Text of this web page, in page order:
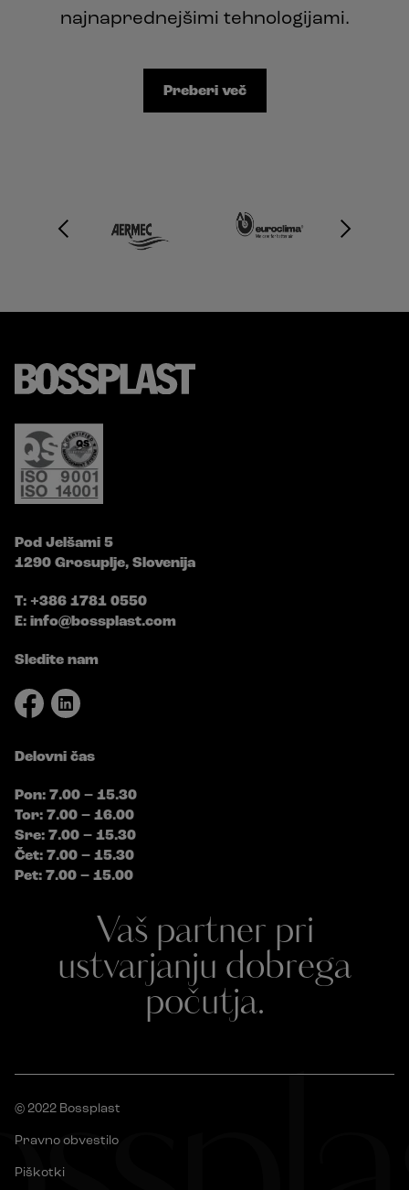
najnaprednejšimi tehnologijami.
Preberi več
Pod Jelšami 5
1290 Grosuplje, Slovenija
T: +386 1781 0550
E: info@bossplast.com
Sledite nam
Delovni čas
Pon: 7.00 – 15.30
Tor: 7.00 – 16.00
Sre: 7.00 – 15.30
Čet: 7.00 – 15.30
Pet: 7.00 – 15.00
Vaš partner pri
ustvarjanju dobrega
počutja.
© 2022 Bossplast
Pravno obvestilo
Piškotki